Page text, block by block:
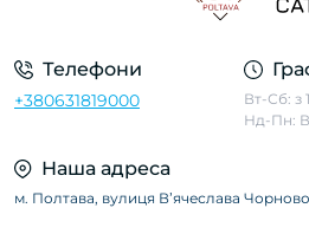
Телефони
+380631819000
Вт-Сб: з
Нд-Пн:
Наша адреса
м. Полтава, вулиця Вʼячеслава